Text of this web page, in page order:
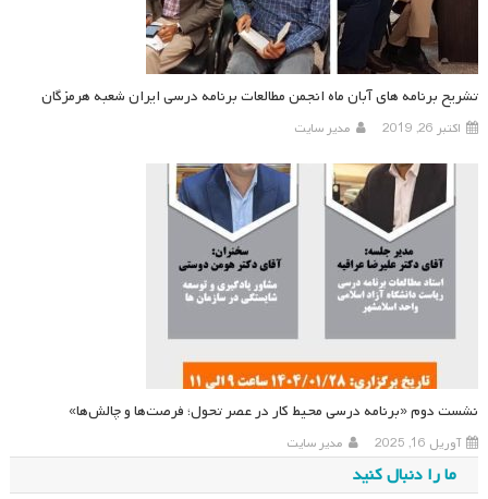
تشریح برنامه های آبان ماه انجمن مطالعات برنامه درسی ایران شعبه هرمزگان
اکتبر 26, 2019 مدیر سایت
نشست دوم «برنامه درسی محیط کار در عصر تحول؛ فرصت‌ها و چالش‌ها»
آوریل 16, 2025 مدیر سایت
ما را دنبال کنید